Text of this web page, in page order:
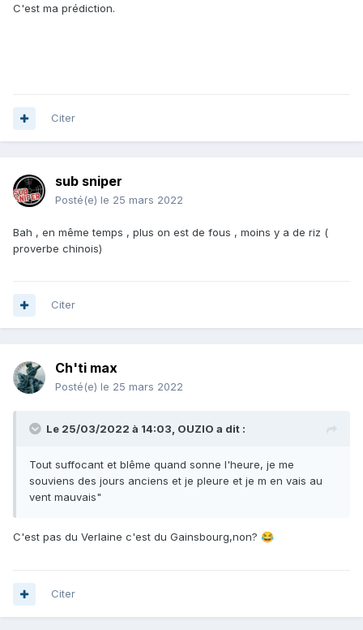
C'est ma prédiction.
Citer
sub sniper
Posté(e) le 25 mars 2022
Bah , en même temps , plus on est de fous , moins y a de riz (
proverbe chinois)
Citer
Ch'ti max
Posté(e) le 25 mars 2022
Le 25/03/2022 à 14:03, OUZIO a dit :
Tout suffocant et blême quand sonne l'heure, je me
souviens des jours anciens et je pleure et je m en vais au
vent mauvais"
C'est pas du Verlaine c'est du Gainsbourg,non? 😂
Citer